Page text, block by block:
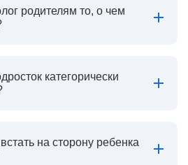
родителям то, о чем
категорически
на сторону ребенка